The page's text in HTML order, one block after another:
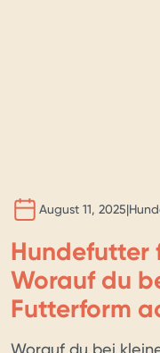
August 11, 2025|
Hundefutter
Worauf du
Futterform
Worauf du bei